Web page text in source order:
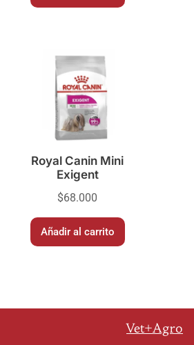
Royal Canin Mini
Exigent
$68.000
Añadir al carrito
Vet+Agro